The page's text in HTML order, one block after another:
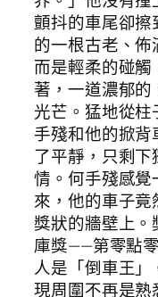
顫抖的車尾卻
的一根古老、佈
而是輕柔的碰
著，一道濃郁
光芒。猛地從
手殘和他的掀
了平靜，只剩
情。何手殘感
來，他的車子
獎狀的牆壁上
庫獎——第零點
人是「倒車王
現周圍不再是